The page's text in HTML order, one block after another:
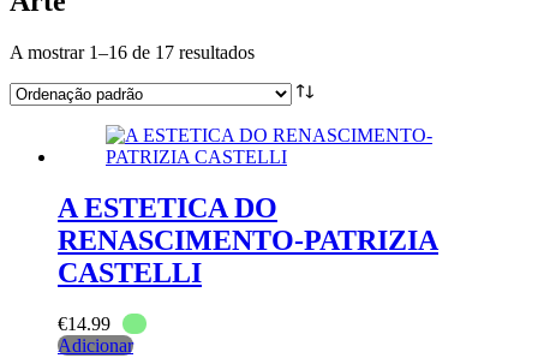
A mostrar 1–16 de 17 resultados
A ESTETICA DO
RENASCIMENTO-PATRIZIA
CASTELLI
€14.99
Adicionar